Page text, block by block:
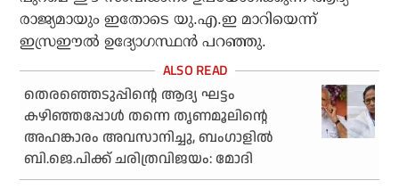
രാജ്യമായും ഇതോടെ യു.എ.ഇ മാറിയെന്ന്
ഇസ്രഈല്‍ ഉദ്യോഗസ്ഥന്‍ പറഞ്ഞു.
തെരഞ്ഞെടുപ്പിന്റെ ആദ്യ ഘട്ടം
കഴിഞ്ഞപ്പോള്‍ തന്നെ തൃണമൂലിന്റെ
അഹങ്കാരം അവസാനിച്ചു, ബംഗാളില്‍
ബി.ജെ.പിക്ക് ചരിത്രവിജയം: മോദി